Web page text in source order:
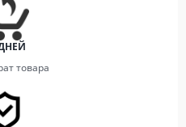
товара